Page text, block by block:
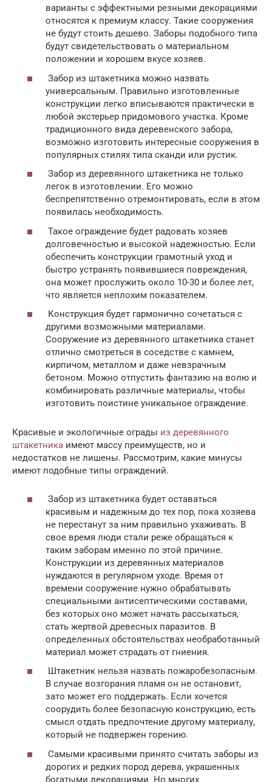
варианты с эффектными резными декорациями
относятся к премиум классу. Такие сооружения
не будут стоить дешево. Заборы подобного типа
будут свидетельствовать о материальном
положении и хорошем вкусе хозяев.
Забор из штакетника можно назвать
универсальным. Правильно изготовленные
конструкции легко вписываются практически в
любой экстерьер придомового участка. Кроме
традиционного вида деревенского забора,
возможно изготовить интересные сооружения в
популярных стилях типа сканди или рустик.
Забор из деревянного штакетника не только
легок в изготовлении. Его можно
беспрепятственно отремонтировать, если в этом
появилась необходимость.
Такое ограждение будет радовать хозяев
долговечностью и высокой надежностью. Если
обеспечить конструкции грамотный уход и
быстро устранять появившиеся повреждения,
она может прослужить около 10-30 и более лет,
что является неплохим показателем.
Конструкция будет гармонично сочетаться с
другими возможными материалами.
Сооружение из деревянного штакетника станет
отлично смотреться в соседстве с камнем,
кирпичом, металлом и даже невзрачным
бетоном. Можно отпустить фантазию на волю и
комбинировать различные материалы, чтобы
изготовить поистине уникальное ограждение.
Красивые и экологичные ограды из деревянного
штакетника имеют массу преимуществ, но и
недостатков не лишены. Рассмотрим, какие минусы
имеют подобные типы ограждений.
Забор из штакетника будет оставаться
красивым и надежным до тех пор, пока хозяева
не перестанут за ним правильно ухаживать. В
свое время люди стали реже обращаться к
таким заборам именно по этой причине.
Конструкции из деревянных материалов
нуждаются в регулярном уходе. Время от
времени сооружение нужно обрабатывать
специальными антисептическими составами,
без которых оно может начать рассыхаться,
стать жертвой древесных паразитов. В
определенных обстоятельствах необработанный
материал может страдать от гниения.
Штакетник нельзя назвать пожаробезопасным.
В случае возгорания пламя он не остановит,
зато может его поддержать. Если хочется
соорудить более безопасную конструкцию, есть
смысл отдать предпочтение другому материалу,
который не подвержен горению.
Самыми красивыми принято считать заборы из
дорогих и редких пород дерева, украшенных
богатыми декорациями. Но многих